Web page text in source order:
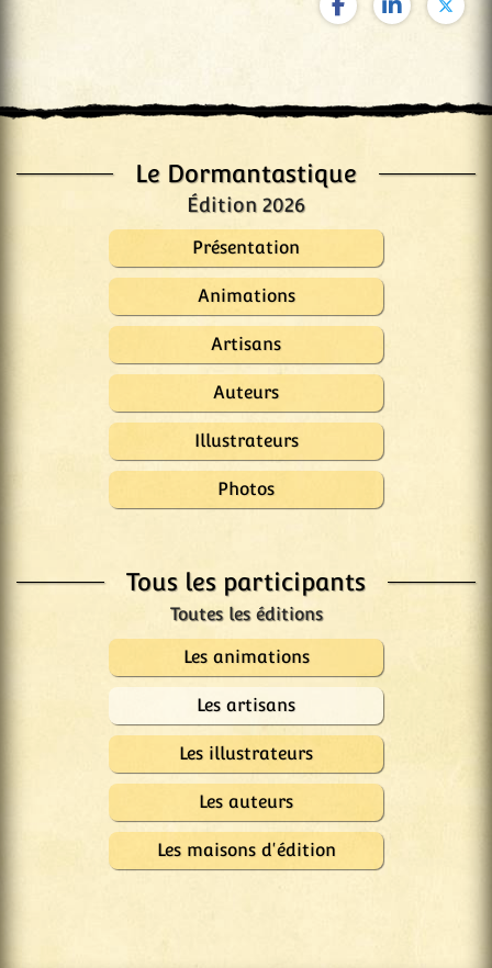
Le Dormantastique
Édition 2026
Présentation
Animations
Artisans
Auteurs
Illustrateurs
Photos
Tous les participants
Les animations
Les artisans
Les illustrateurs
Les auteurs
Les maisons d'édition